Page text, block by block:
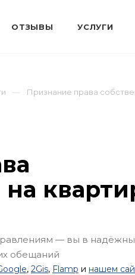
Признание права
— вы в
обещаний
, 2Gis, Flamp и нашем